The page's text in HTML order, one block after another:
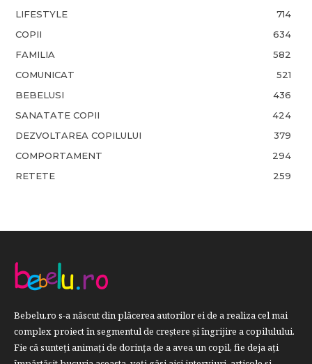
LIFESTYLE
714
COPII
634
FAMILIA
582
COMUNICAT
521
BEBELUSI
436
SANATATE COPII
424
DEZVOLTAREA COPILULUI
379
COMPORTAMENT
294
RETETE
259
Bebelu.ro s-a născut din plăcerea autorilor ei de a realiza cel mai
complex proiect în segmentul de creştere şi îngrijire a copilulului.
Fie că sunteţi animaţi de dorinţa de a avea un copil, fie deja aţi